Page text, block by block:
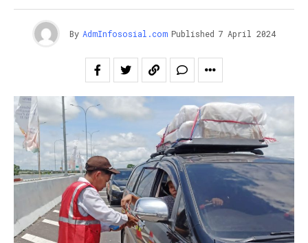
By AdmInfososial.com Published 7 April 2024